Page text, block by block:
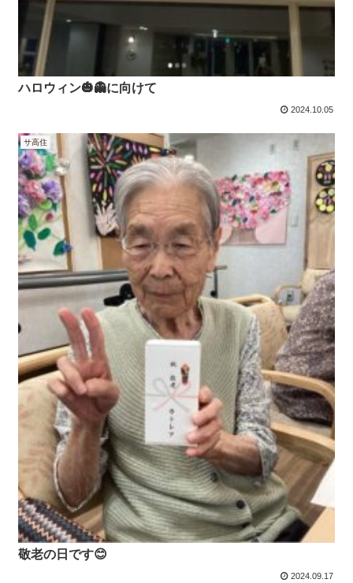
ハロウィン🎃👻に向けて
2024.10.05
サ高住
敬老の日です😊
2024.09.17